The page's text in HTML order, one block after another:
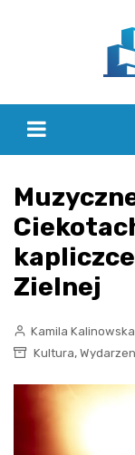
Zielnej
Kamila Kalinowska
Kultura,